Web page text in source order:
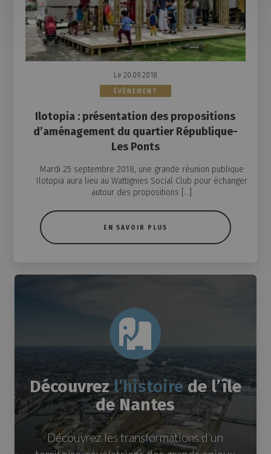
Le 20.09.2018
ÉVÉNEMENT
Ilotopia : présentation des propositions
d’aménagement du quartier République-
Les Ponts
Mardi 25 septembre 2018, une grande réunion publique
Ilotopia aura lieu au Wattignies Social Club pour échanger
autour des propositions […]
EN SAVOIR PLUS
Découvrezl’histoirede l’île
de Nantes
Découvrez les transformations d’un